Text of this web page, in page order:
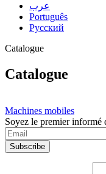
عرب
Português
Русский
Catalogue
Catalogue
Machines mobiles
Soyez le premier informé